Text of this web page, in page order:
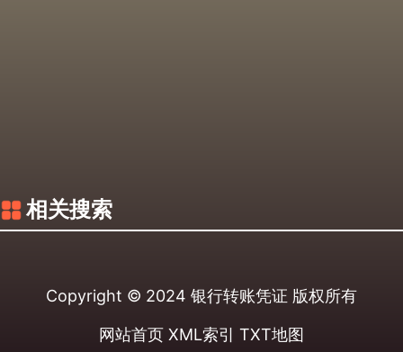
相关搜索
Copyright © 2024 银行转账凭证 版权所有
网站首页 XML索引 TXT地图